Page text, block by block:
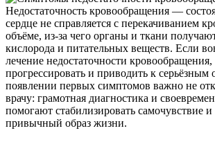
Недостаточность кровообращения —
сердце не справляется с перекачиванием
объёме, из‑за чего органы и ткани
кислорода и питательных веществ. Если
лечение недостаточности
прогрессировать и приводить к
появлении первых симптомов важно не
врачу: грамотная диагностика и
помогают стабилизировать самочувствие и
привычный образ жизни.